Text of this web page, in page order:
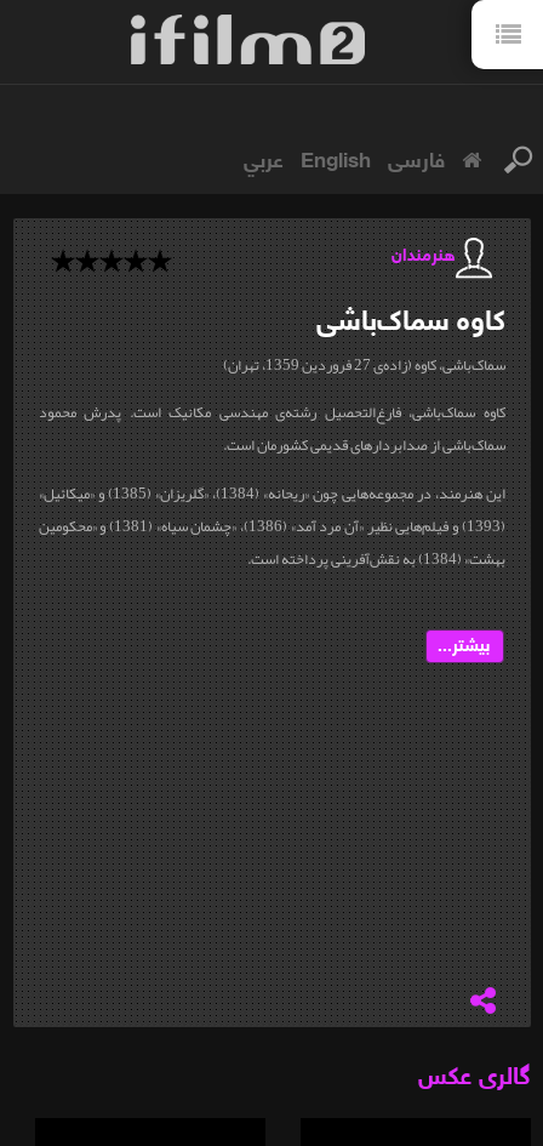
فارسی English عربي
هنرمندان
کاوهسماک‌باشی
سماک‌باشی، کاوه (زاده‌ی 27 فروردین 1359، تهران)
کاوه سماک‌باشی، فارغ‌التحصیل رشته‌ی مهندسی مکانیک است. پدرش محمود
سماک‌باشی از صدابردارهای قدیمی کشورمان است.
این هنرمند، در مجموعه‌هایی چون «ریحانه» (1384)، «گلریزان» (1385) و «میکائیل»
(1393) و فیلم‌هایی نظیر «آن مرد آمد» (1386)، «چشمان سیاه» (1381) و «محکومین
بهشت» (1384) به نقش‌آفرینی پرداخته‌ است.
بیشتر...
گالری عکس